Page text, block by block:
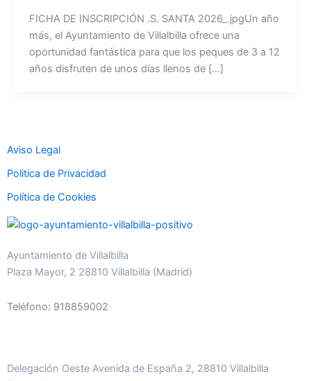
FICHA DE INSCRIPCIÓN .S. SANTA 2026_.jpgUn año
más, el Ayuntamiento de Villalbilla ofrece una
oportunidad fantástica para que los peques de 3 a 12
años disfruten de unos días llenos de […]
Aviso Legal
Politica de Privacidad
Política de Cookies
Ayuntamiento de Villalbilla
Plaza Mayor, 2 28810 Villalbilla (Madrid)
Teléfono: 918859002
Delegación Oeste Avenida de España 2, 28810 Villalbilla